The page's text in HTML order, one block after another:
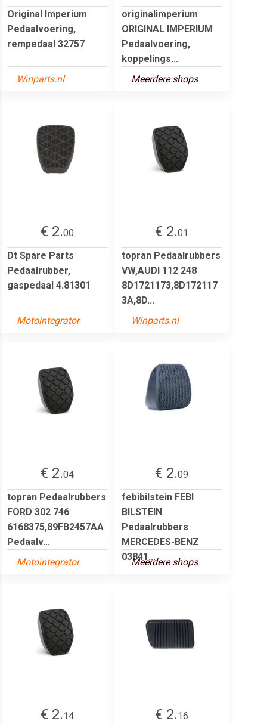
Original Imperium
Pedaalvoering,
rempedaal 32757
Winparts.nl
originalimperium
ORIGINAL IMPERIUM
Pedaalvoering,
koppelings...
Meerdere shops
€ 2.00
Dt Spare Parts
Pedaalrubber,
gaspedaal 4.81301
Motointegrator
€ 2.01
topran Pedaalrubbers
VW,AUDI 112 248
8D1721173,8D172117
3A,8D...
Winparts.nl
€ 2.04
topran Pedaalrubbers
FORD 302 746
6168375,89FB2457AA
Pedaalv...
Motointegrator
€ 2.09
febibilstein FEBI
BILSTEIN
Pedaalrubbers
MERCEDES-BENZ
03841...
Meerdere shops
€ 2.14 € 2.16